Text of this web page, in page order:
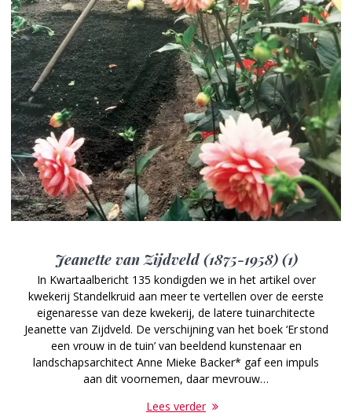
Jeanette van Zijdveld (1875-1958) (1)
In Kwartaalbericht 135 kondigden we in het artikel over
kwekerij Standelkruid aan meer te vertellen over de eerste
eigenaresse van deze kwekerij, de latere tuinarchitecte
Jeanette van Zijdveld. De verschijning van het boek ‘Er stond
een vrouw in de tuin’ van beeldend kunstenaar en
landschapsarchitect Anne Mieke Backer* gaf een impuls
aan dit voornemen, daar mevrouw…
Lees verder